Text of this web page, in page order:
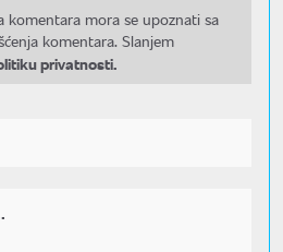
komentara mora se upoznati sa
komentara. Slanjem
privatnosti.